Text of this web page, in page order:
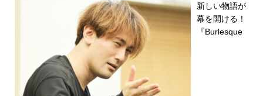
新しい物語が
幕を開ける！
『Burlesque